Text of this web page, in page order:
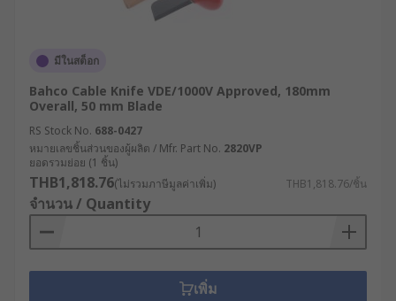
มีในสต็อก
Bahco Cable Knife VDE/1000V Approved, 180mm
Overall, 50 mm Blade
RS Stock No. 688-0427
หมายเลขชิ้นส่วนของผู้ผลิต / Mfr. Part No. 2820VP
ยอดรวมย่อย (1 ชิ้น)
THB1,818.76(ไม่รวมภาษีมูลค่าเพิ่ม) THB1,818.76/ชิ้น
จำนวน / Quantity
เพิ่ม